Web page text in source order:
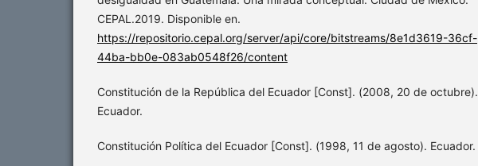
CEPAL.2019. Disponible en.
https://repositorio.cepal.org/server/api/core/bitstreams/8e1d3619-36cf-
44ba-bb0e-083ab0548f26/content
Constitución de la República del Ecuador [Const]. (2008, 20 de octubre).
Ecuador.
Constitución Política del Ecuador [Const]. (1998, 11 de agosto). Ecuador.